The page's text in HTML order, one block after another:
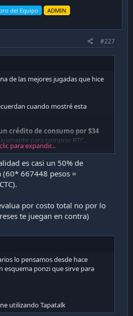
del Equipo ADMIN
#227
de las mejores jugadas que hice
cuando mostré esta
crédito de consumo por $34
para comprar BTC.
me llamaron loco
quedan solo 2 cuotas del credito
estar en 230%)
para expandir...
es casi un 50% de
(60* 667448 pesos =
por costo total no por lo
te juegan en contra)
lo pensamos desde hace
esquema ponzi que sirve para
utilizando Tapatalk